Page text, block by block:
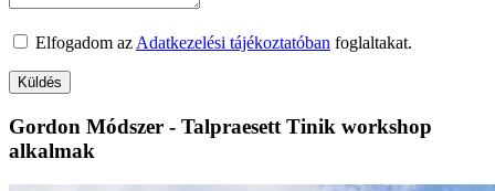
Elfogadom az Adatkezelési tájékoztatóban foglaltakat.
Gordon Módszer - Talpraesett Tinik workshop
alkalmak